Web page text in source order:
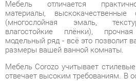
модельный ряд - всё это позволит
размеры вашей ванной комнаты.
Мебель Corozo учитывает стилевые
отвечает высоким требованиям. В
комнат заложены
минимализм. Разнообразие стилей
подходящее под ваш дизайн решение.